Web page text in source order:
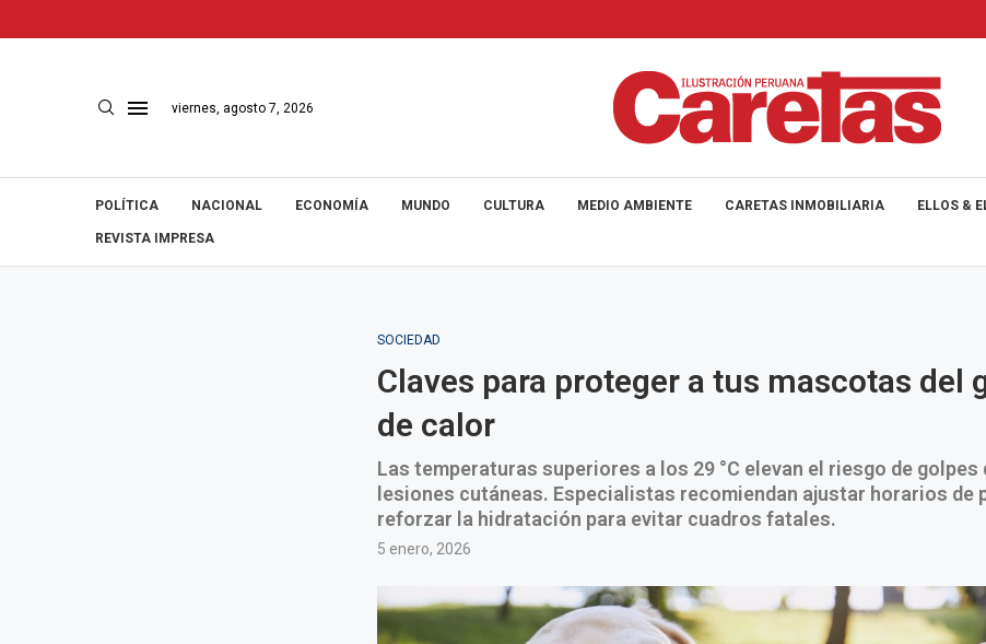
viernes, agosto 7, 2026
POLÍTICA NACIONAL ECONOMÍA MUNDO CULTURA MEDIO AMBIENTE CARETAS INMOBILIARIA ELLOS &
REVISTA IMPRESA
SOCIEDAD
Claves para proteger a tus mascotas del
de calor
Las temperaturas superiores a los 29 °C elevan el riesgo de golpes
lesiones cutáneas. Especialistas recomiendan ajustar horarios de
reforzar la hidratación para evitar cuadros fatales.
5 enero, 2026